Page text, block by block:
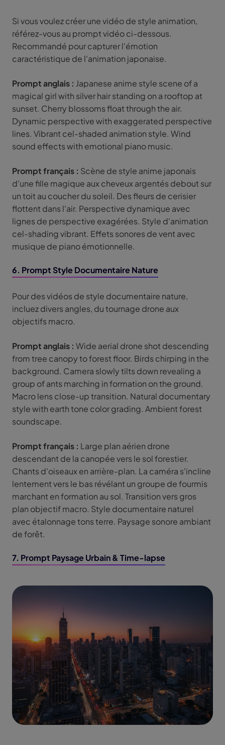
Si vous voulez créer une vidéo de style animation,
référez-vous au prompt vidéo ci-dessous.
Recommandé pour capturer l'émotion
caractéristique de l'animation japonaise.
Prompt anglais : Japanese anime style scene of a
magical girl with silver hair standing on a rooftop at
sunset. Cherry blossoms float through the air.
Dynamic perspective with exaggerated perspective
lines. Vibrant cel-shaded animation style. Wind
sound effects with emotional piano music.
Prompt français : Scène de style anime japonais
d'une fille magique aux cheveux argentés debout sur
un toit au coucher du soleil. Des fleurs de cerisier
flottent dans l'air. Perspective dynamique avec
lignes de perspective exagérées. Style d'animation
cel-shading vibrant. Effets sonores de vent avec
musique de piano émotionnelle.
6. Prompt Style Documentaire Nature
Pour des vidéos de style documentaire nature,
incluez divers angles, du tournage drone aux
objectifs macro.
Prompt anglais : Wide aerial drone shot descending
from tree canopy to forest floor. Birds chirping in the
background. Camera slowly tilts down revealing a
group of ants marching in formation on the ground.
Macro lens close-up transition. Natural documentary
style with earth tone color grading. Ambient forest
soundscape.
Prompt français : Large plan aérien drone
descendant de la canopée vers le sol forestier.
Chants d'oiseaux en arrière-plan. La caméra s'incline
lentement vers le bas révélant un groupe de fourmis
marchant en formation au sol. Transition vers gros
plan objectif macro. Style documentaire naturel
avec étalonnage tons terre. Paysage sonore ambiant
de forêt.
7. Prompt Paysage Urbain & Time-lapse